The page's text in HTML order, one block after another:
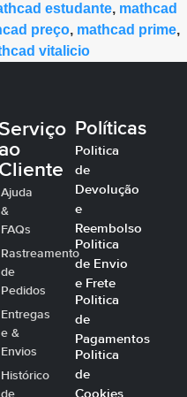
estudante, mathcad
preço, mathcad prime,
vitalicio
Serviço
ao
Cliente
Ajuda
&
FAQs
Rastreamento
de
Pedidos
Entregas
e &
Envios
Histórico
de
Políticas
Politica
de
Devolução
e
Reembolso
Politica
de Envio
e Frete
Politica
de
Pagamentos
Politica
de
Cookies